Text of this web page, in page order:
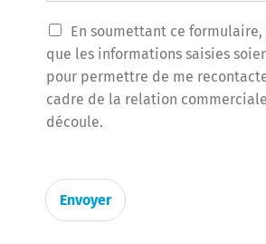
T
a
i
t
e
t
d
En soumettant ce
que les informations saisies
pour permettre de me
cadre de la relation
découle.
Envoyer